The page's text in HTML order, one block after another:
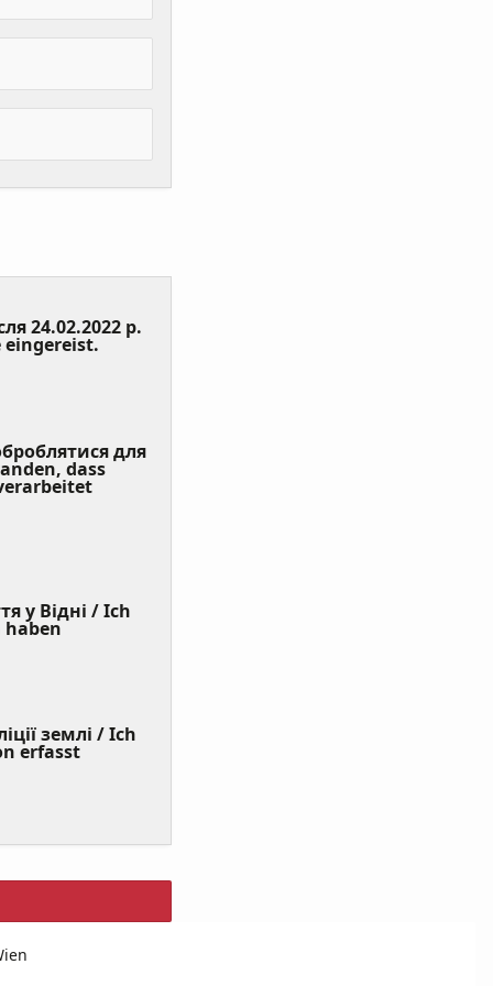
24.02.2022 р.
eingereist. (Value
для
dass
у Відні / Ich
(Value
землі / Ich
erfasst